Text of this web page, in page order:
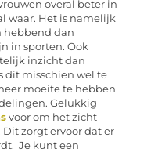
overal beter in
waar. Het is namelijk
hebbend dan
in sporten. Ook
inzicht dan
dit misschien wel te
moeite te hebben
Gelukkig
voor om het zicht
zorgt ervoor dat er
Je kunt een